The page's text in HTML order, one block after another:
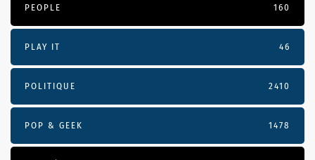
PEOPLE 160
PLAY IT 46
POLITIQUE 2410
POP & GEEK 1478